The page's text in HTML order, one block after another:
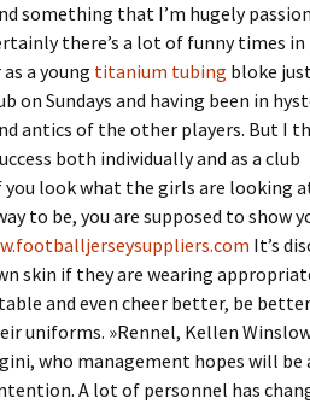
something that I’m hugely
there’s a lot of funny times
a young titanium tubing bloke
on Sundays and having been in
antics of the other players. But I
both individually and as a club
you look what the girls are looking
to be, you are supposed to show
It’s
skin if they are wearing
and even cheer better, be
uniforms. »Rennel, Kellen
who management hopes will
A lot of personnel has